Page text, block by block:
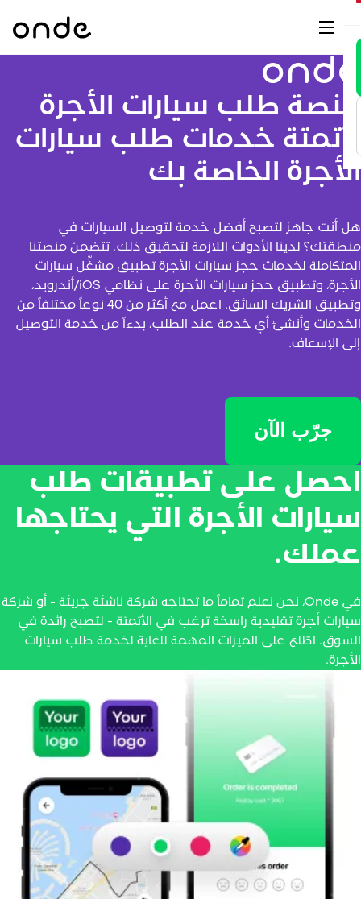
طلب سيارات الأجرة
خدمات طلب سيارات
الخاصة بك
أنت جاهز لتصبح أفضل خدمة لتوصيل السيارات في
لدينا الأدوات اللازمة لتحقيق ذلك. تتضمن منصتنا
لخدمات حجز سيارات الأجرة تطبيق مشغِّل سيارات
الأجرة، وتطبيق حجز سيارات الأجرة على نظامي iOS/أندرويد،
وتطبيق الشريك السائق. اعمل مع أكثر من 40 نوعاً مختلفاً من
وأنشئ أي خدمة عند الطلب، بدءاً من خدمة التوصيل
الإسعاف.
جرّب الآن
على تطبيقات طلب
الأجرة التي يحتاجها
في Onde، نحن نعلم تماماً ما تحتاجه شركة ناشئة جريئة - أو شركة
أجرة تقليدية راسخة ترغب في الأتمتة - لتصبح رائدة في
اطّلع على الميزات المهمة للغاية لخدمة طلب سيارات